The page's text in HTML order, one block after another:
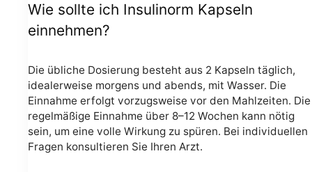
Wie sollte ich Insulinorm Kapseln
einnehmen?
Die übliche Dosierung besteht aus 2 Kapseln täglich,
idealerweise morgens und abends, mit Wasser. Die
Einnahme erfolgt vorzugsweise vor den Mahlzeiten. Die
regelmäßige Einnahme über 8–12 Wochen kann nötig
sein, um eine volle Wirkung zu spüren. Bei individuellen
Fragen konsultieren Sie Ihren Arzt.